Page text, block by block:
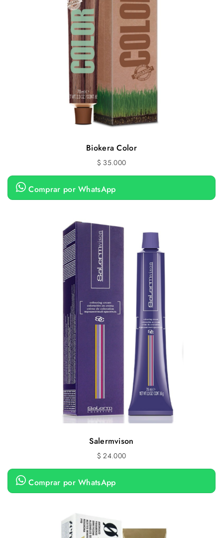
Biokera Color
$ 35.000
Comprar por WhatsApp
Salermvison
$ 24.000
Comprar por WhatsApp